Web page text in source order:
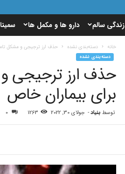
زندگی سالم دارو ها و مکمل ها
خانه دسته‌بندی نشده حذف ارز ترجیجی و مشکل
دسته‌بندی نشده
حذف ارز ترجیجی
برای بیماران خاص
توسط بنیاد- جولای 30, 2022 1263
0